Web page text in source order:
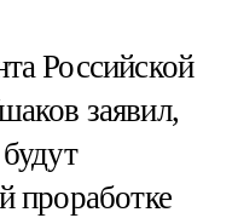
Российской
заявил,
проработке